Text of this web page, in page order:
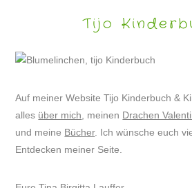
Tijo
Auf meiner Website Tijo Kinderbuch &
alles über mich , meinen Drachen
und meine Bücher. Ich wünsche euch
Entdecken meiner Seite.